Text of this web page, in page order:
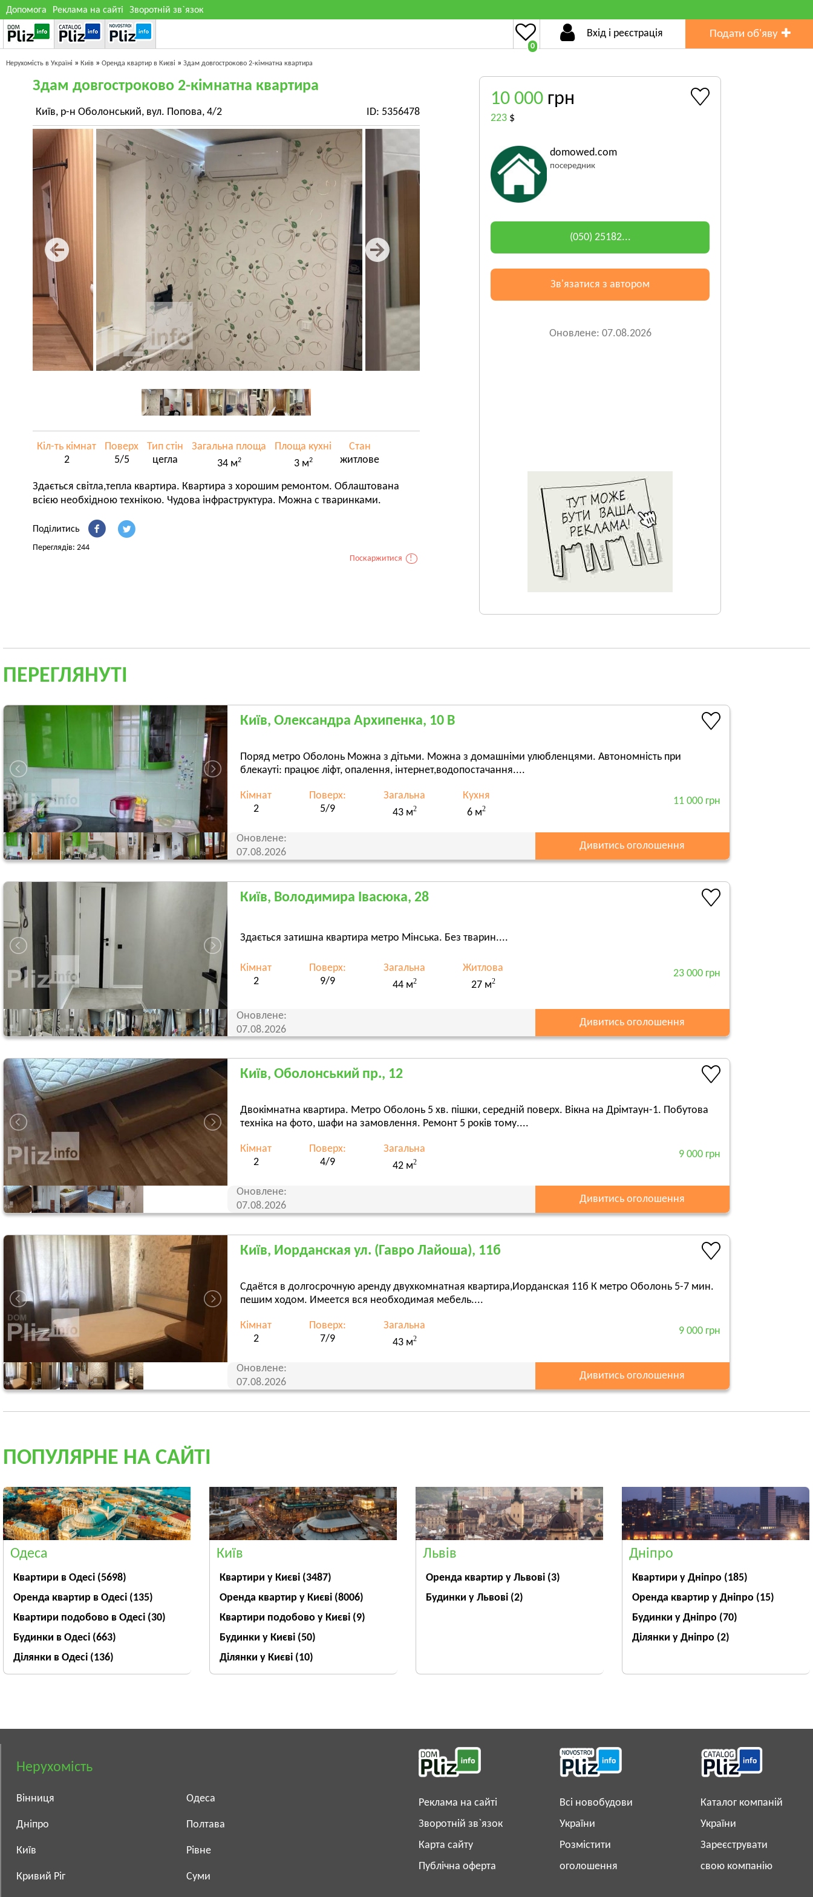
Допомога Реклама на сайті Зворотній зв`язок
0
Вхід і реєстрація Подати об'яву
Нерухомість в Україні » Київ » Оренда квартир в Києві » Здам довгостроково 2-кімнатна квартира
Здам довгостроково 2-кімнатна квартира
Київ, р-н Оболонський, вул. Попова, 4/2 ID: 5356478
Кіл-ть кімнат
2
Поверх
5/5
Тип стін
цегла
Загальна площа
34 м2
Площа кухні
3 м2
Стан
житлове
Здається світла,тепла квартира. Квартира з хорошим ремонтом. Облаштована
всією необхідною технікою. Чудова інфраструктура. Можна с тваринками.
Поділитись
Переглядів: 244
Поскаржитися
!
10 000 грн
223 $
domowed.com
посередник
(050) 25182...
Зв'язатися з автором
Оновлене: 07.08.2026
ПЕРЕГЛЯНУТІ
Київ, Олександра Архипенка, 10 В
Поряд метро Оболонь Можна з дітьми. Можна з домашніми улюбленцями. Автономність при
блекауті: працює ліфт, опалення, інтернет,водопостачання....
Кімнат
2
Поверх:
5/9
Загальна
43 м2
Кухня
6 м2
11 000 грн
Оновлене:
07.08.2026
Дивитись оголошення
Київ, Володимира Івасюка, 28
Здається затишна квартира метро Мінська. Без тварин....
Кімнат
2
Поверх:
9/9
Загальна
44 м2
Житлова
27 м2
23 000 грн
Оновлене:
07.08.2026
Дивитись оголошення
Київ, Оболонський пр., 12
Двокімнатна квартира. Метро Оболонь 5 хв. пішки, середній поверх. Вікна на Дрімтаун-1. Побутова
техніка на фото, шафи на замовлення. Ремонт 5 років тому....
Кімнат
2
Поверх:
4/9
Загальна
42 м2
9 000 грн
Оновлене:
07.08.2026
Дивитись оголошення
Київ, Иорданская ул. (Гавро Лайоша), 11б
Сдаётся в долгосрочную аренду двухкомнатная квартира,Иорданская 11б К метро Оболонь 5-7 мин.
пешим ходом. Имеется вся необходимая мебель....
Кімнат
2
Поверх:
7/9
Загальна
43 м2
9 000 грн
Оновлене:
07.08.2026
Дивитись оголошення
ПОПУЛЯРНЕ НА САЙТІ
Одеса
Квартири в Одесі (5698)
Оренда квартир в Одесі (135)
Квартири подобово в Одесі (30)
Будинки в Одесі (663)
Ділянки в Одесі (136)
Київ
Квартири у Києві (3487)
Оренда квартир у Києві (8006)
Квартири подобово у Києві (9)
Будинки у Києві (50)
Ділянки у Києві (10)
Львів
Оренда квартир у Львові (3)
Будинки у Львові (2)
Дніпро
Квартири у Дніпрo (185)
Оренда квартир у Дніпро (15)
Будинки у Дніпро (70)
Ділянки у Дніпро (2)
Нерухомість
Вінниця
Дніпро
Київ
Кривий Ріг
Одеса
Полтава
Рівне
Суми
Реклама на сайті
Зворотній зв`язок
Карта сайту
Публічна оферта
Всі новобудови
України
Розмістити
оголошення
Каталог компаній
України
Зареєструвати
свою компанію